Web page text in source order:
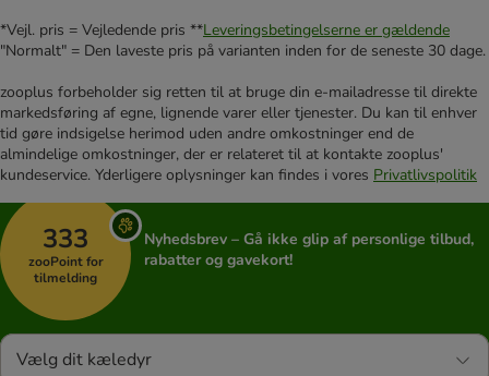
*Vejl. pris = Vejledende pris **Leveringsbetingelserne er gældende
"Normalt" = Den laveste pris på varianten inden for de seneste 30 dage.
zooplus forbeholder sig retten til at bruge din e-mailadresse til direkte
markedsføring af egne, lignende varer eller tjenester. Du kan til enhver
tid gøre indsigelse herimod uden andre omkostninger end de
almindelige omkostninger, der er relateret til at kontakte zooplus'
kundeservice. Yderligere oplysninger kan findes i vores Privatlivspolitik
333
zooPoint for
tilmelding
Nyhedsbrev – Gå ikke glip af personlige tilbud,
rabatter og gavekort!
Vælg dit kæledyr